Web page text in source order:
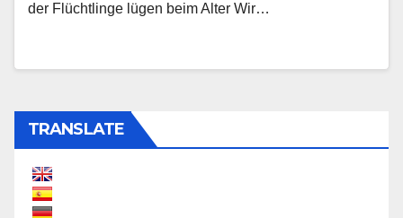
der Flüchtlinge lügen beim Alter Wir…
TRANSLATE